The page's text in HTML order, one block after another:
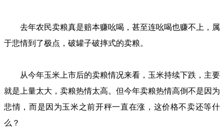
去年农民卖粮真是赔本赚吆喝，甚至连吆喝也赚不上，属
于悲情到了极点，破罐子破摔式的卖粮。
从今年玉米上市后的卖粮情况来看，玉米持续下跌，主要
就是上量太大，卖粮热情太高。但今年卖粮热情高倒不是因为
悲情，而是因为玉米之前开秤一直在涨，这价格不卖还等什
么？